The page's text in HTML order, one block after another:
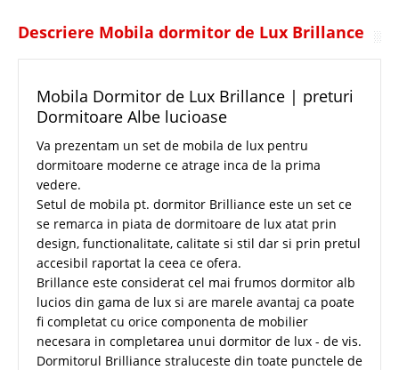
Descriere Mobila dormitor de Lux Brillance
Mobila Dormitor de Lux Brillance | preturi
Dormitoare Albe lucioase
Va prezentam un set de mobila de lux pentru
dormitoare moderne ce atrage inca de la prima
vedere.
Setul de mobila pt. dormitor Brilliance este un set ce
se remarca in piata de dormitoare de lux atat prin
design, functionalitate, calitate si stil dar si prin pretul
accesibil raportat la ceea ce ofera.
Brillance este considerat cel mai frumos dormitor alb
lucios din gama de lux si are marele avantaj ca poate
fi completat cu orice componenta de mobilier
necesara in completarea unui dormitor de lux - de vis.
Dormitorul Brilliance straluceste din toate punctele de